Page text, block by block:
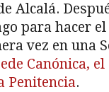
Alcalá.
para hacer
vez en una
Canónica,
Penitencia.